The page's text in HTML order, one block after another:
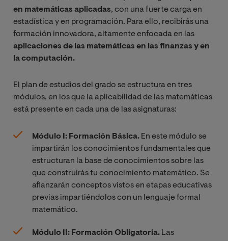
en matemáticas aplicadas, con una fuerte carga en
estadística y en programación. Para ello, recibirás una
formación innovadora, altamente enfocada en las
aplicaciones de las matemáticas en las finanzas y en
la computación.
El plan de estudios del grado se estructura en tres
módulos, en los que la aplicabilidad de las matemáticas
está presente en cada una de las asignaturas:
Módulo I: Formación Básica. En este módulo se
impartirán los conocimientos fundamentales que
estructuran la base de conocimientos sobre las
que construirás tu conocimiento matemático. Se
afianzarán conceptos vistos en etapas educativas
previas impartiéndolos con un lenguaje formal
matemático.
Módulo II: Formación Obligatoria. Las